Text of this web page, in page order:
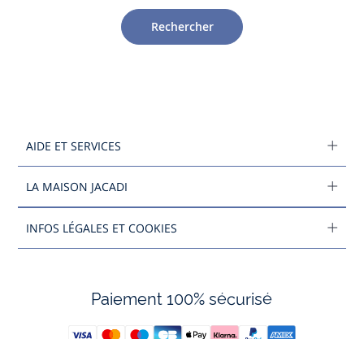
Rechercher
AIDE ET SERVICES
LA MAISON JACADI
INFOS LÉGALES ET COOKIES
Paiement 100% sécurisé